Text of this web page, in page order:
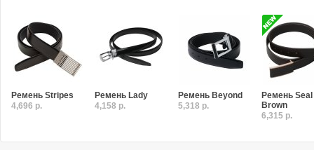
Ремень Stripes
4,696 р.
Ремень Lady
4,158 р.
Ремень Beyond
5,318 р.
Ремень Seal
Brown
6,315 р.